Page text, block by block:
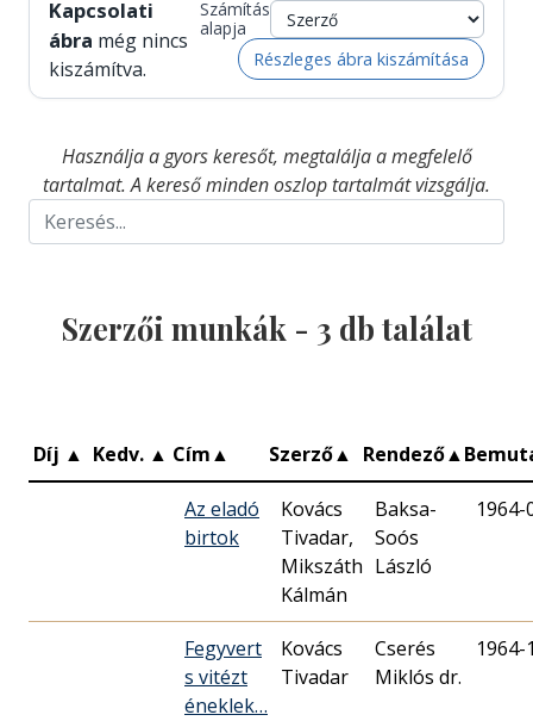
Kapcsolati
ábra még nincs
kiszámítva.
Számítás
alapja
Részleges ábra kiszámítása
Használja a gyors keresőt, megtalálja a megfelelő
tartalmat. A kereső minden oszlop tartalmát vizsgálja.
Szerzői munkák - 3 db találat
Díj ▲ Kedv. ▲ Cím▲ Szerző▲ Rendező▲
Az eladó
birtok
Kovács
Tivadar,
Mikszáth
Kálmán
Baksa-
Soós
László
1964-
Fegyvert
s vitézt
éneklek…
Kovács
Tivadar
Cserés
Miklós dr.
1964-